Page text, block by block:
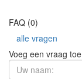
FAQ (0)
alle vragen
Voeg een vraag toe